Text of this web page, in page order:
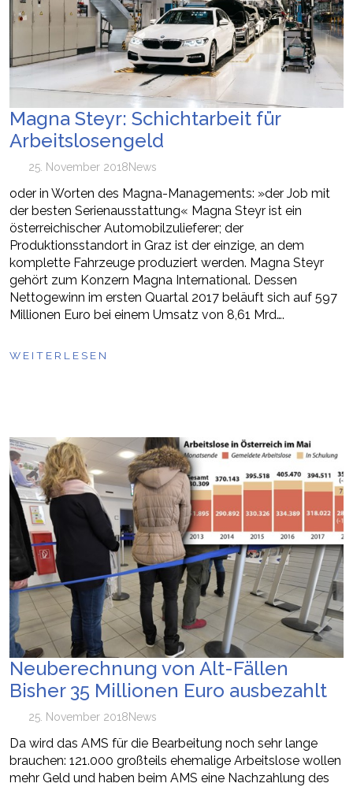
Magna Steyr: Schichtarbeit für
Arbeitslosengeld
25. November 2018News
oder in Worten des Magna-Managements: »der Job mit
der besten Serienausstattung« Magna Steyr ist ein
österreichischer Automobilzulieferer; der
Produktionsstandort in Graz ist der einzige, an dem
komplette Fahrzeuge produziert werden. Magna Steyr
gehört zum Konzern Magna International. Dessen
Nettogewinn im ersten Quartal 2017 beläuft sich auf 597
Millionen Euro bei einem Umsatz von 8,61 Mrd….
WEITERLESEN
Neuberechnung von Alt-Fällen
Bisher 35 Millionen Euro ausbezahlt
25. November 2018News
Da wird das AMS für die Bearbeitung noch sehr lange
brauchen: 121.000 großteils ehemalige Arbeitslose wollen
mehr Geld und haben beim AMS eine Nachzahlung des